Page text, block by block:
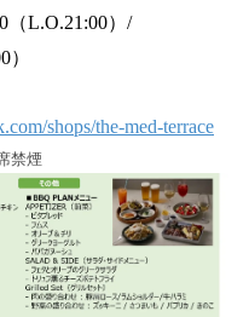
（L.O.21:00）/
shops/the-med-terrace
禁煙